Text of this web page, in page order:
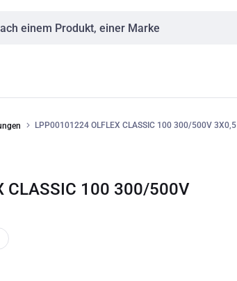
LPP00101224 OLFLEX CLASSIC 100 300/500V 3X0,5
CLASSIC 100 300/500V